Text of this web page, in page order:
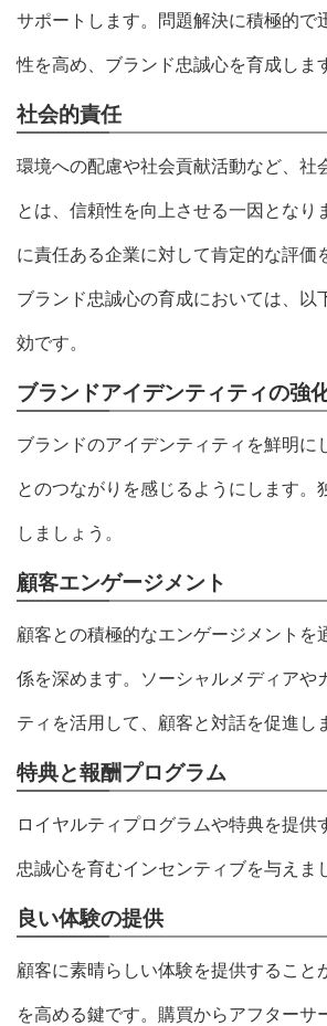
サポートします。問題解決に積極的で
性を高め、ブランド忠誠心を育成しま
社会的責任
環境への配慮や社会貢献活動など、社
とは、信頼性を向上させる一因となり
に責任ある企業に対して肯定的な評価
ブランド忠誠心の育成においては、以
効です。
ブランドアイデンティティの強
ブランドのアイデンティティを鮮明に
とのつながりを感じるようにします。
しましょう。
顧客エンゲージメント
顧客との積極的なエンゲージメントを
係を深めます。ソーシャルメディアや
ティを活用して、顧客と対話を促進し
特典と報酬プログラム
ロイヤルティプログラムや特典を提供
忠誠心を育むインセンティブを与えま
良い体験の提供
顧客に素晴らしい体験を提供すること
を高める鍵です。購買からアフターサ